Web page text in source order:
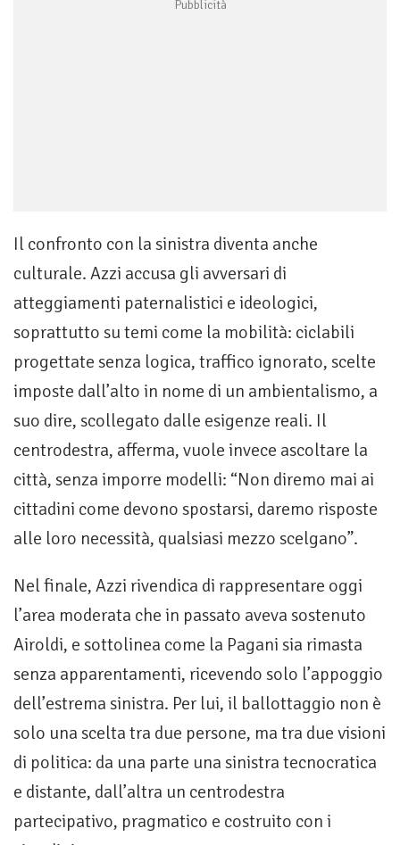
Il confronto con la sinistra diventa anche
culturale. Azzi accusa gli avversari di
atteggiamenti paternalistici e ideologici,
soprattutto su temi come la mobilità: ciclabili
progettate senza logica, traffico ignorato, scelte
imposte dall’alto in nome di un ambientalismo, a
suo dire, scollegato dalle esigenze reali. Il
centrodestra, afferma, vuole invece ascoltare la
città, senza imporre modelli: “Non diremo mai ai
cittadini come devono spostarsi, daremo risposte
alle loro necessità, qualsiasi mezzo scelgano”.
Nel finale, Azzi rivendica di rappresentare oggi
l’area moderata che in passato aveva sostenuto
Airoldi, e sottolinea come la Pagani sia rimasta
senza apparentamenti, ricevendo solo l’appoggio
dell’estrema sinistra. Per lui, il ballottaggio non è
solo una scelta tra due persone, ma tra due visioni
di politica: da una parte una sinistra tecnocratica
e distante, dall’altra un centrodestra
partecipativo, pragmatico e costruito con i